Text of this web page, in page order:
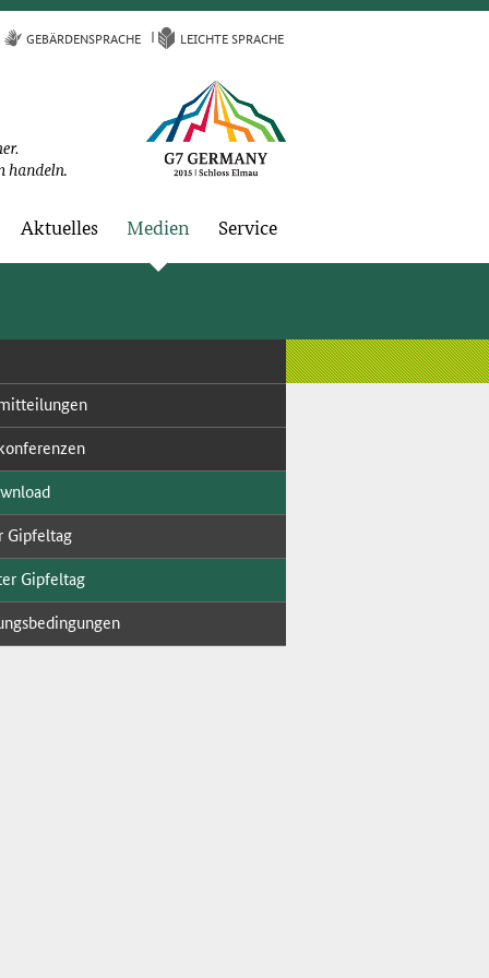
GE­BÄR­DEN­SPRA­CHE LEICH­TE SPRA­CHE
Ak­tu­el­les Me­di­en Ser­vice
Gip­fel­tag
Gip­fel­tag